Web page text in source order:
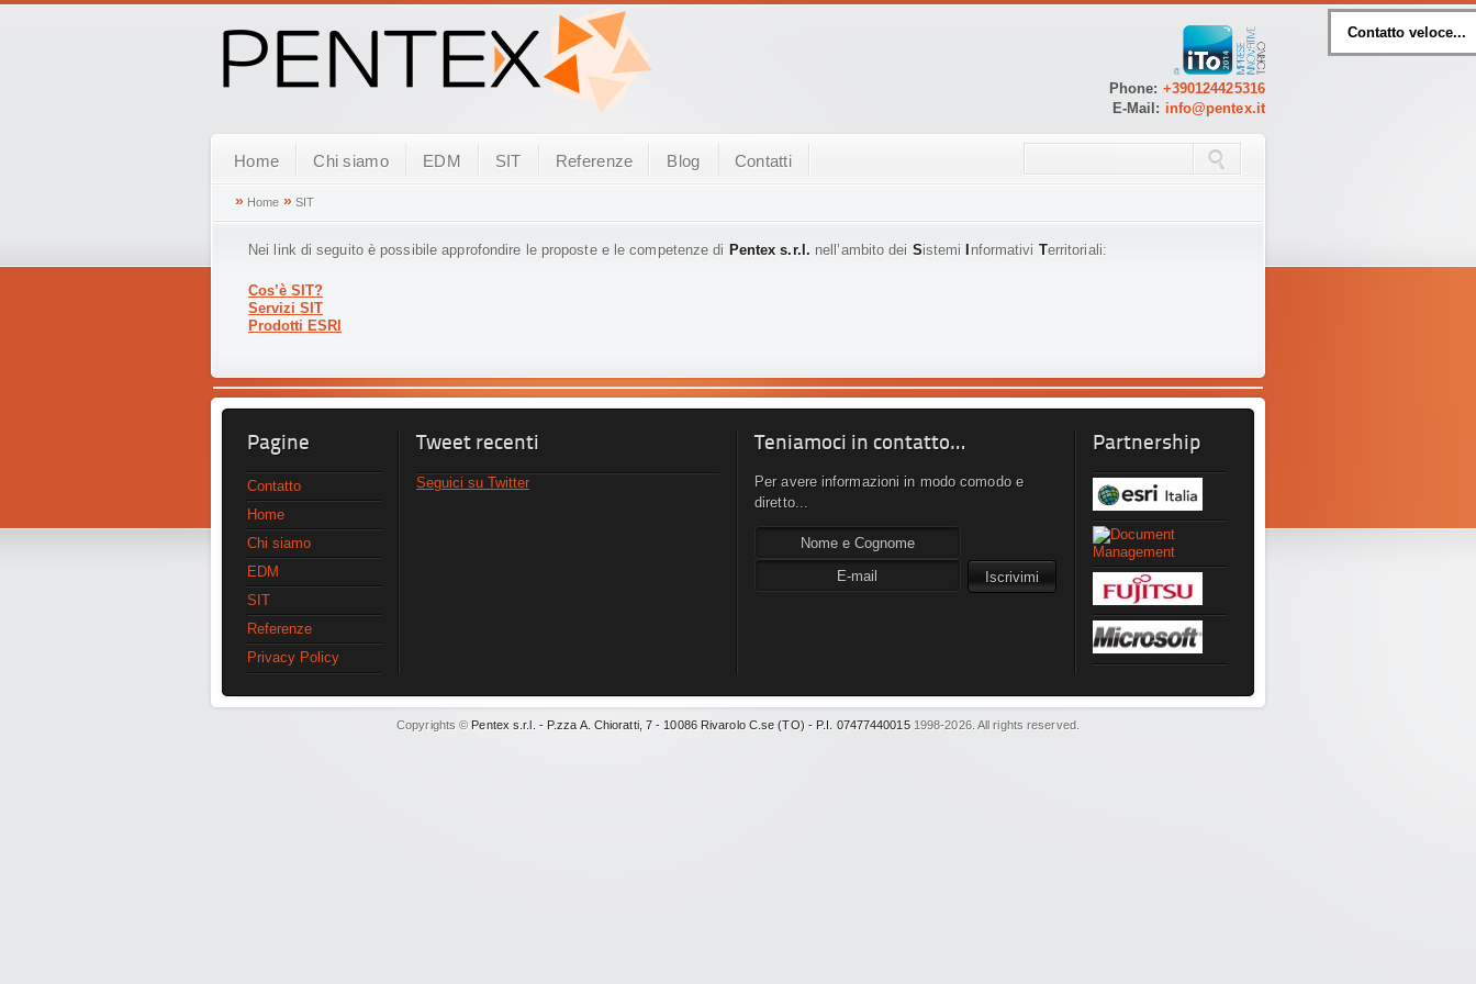
Phone: +390124425316
E-Mail: info@pentex.it
Home Chi siamo EDM SIT Referenze Blog Contatti
» Home » SIT
Nei link di seguito è possibile approfondire le proposte e le competenze di Pentex s.r.l. nell’ambito dei Sistemi nformativi Territoriali:
Cos’è SIT?
Servizi SIT
Prodotti ESRI
Pagine
Contatto
Home
Chi siamo
EDM
SIT
Referenze
Privacy Policy
Tweet recenti
Seguici su Twitter
Teniamoci in contatto…
Per avere informazioni in modo comodo e
diretto...
Partnership
Copyrights © Pentex s.r.l. - P.zza A. Chioratti, 7 - 10086 Rivarolo C.se (TO) - P.I. 074774400151998-2026. All rights reserved.
Contatto veloce...